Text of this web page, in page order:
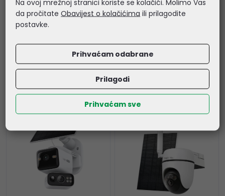
Kataloški broj:Tapo T310
WooxHome app,
glasovna kontrola -
4,83 €
Kataloški broj:R5085
Šifra:
NOVO !!! NOVO !!!
Na ovoj mrežnoj stranici koriste se kolačići. Molimo Vas
da pročitateObavijest o kolačićima ili prilagodite
postavke.
Prihvaćam odabrane
Prilagodi
Prihvaćam sve